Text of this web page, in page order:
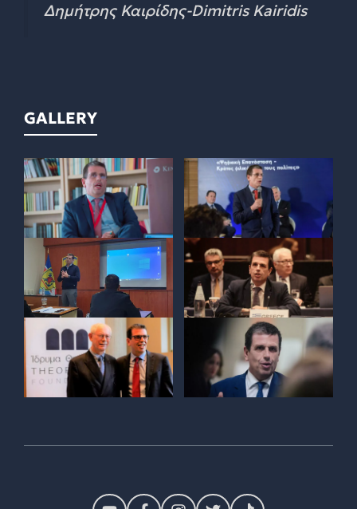
Δημήτρης Καιρίδης-Dimitris Kairidis
GALLERY